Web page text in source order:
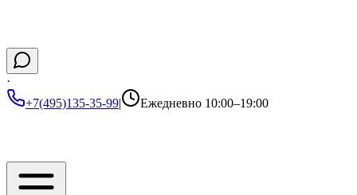
·
+7(495)135-35-99| Ежедневно 10:00–19:00